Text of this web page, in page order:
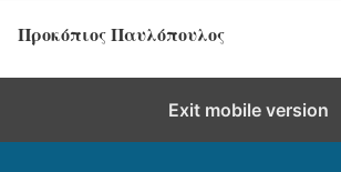
Προκόπιος Παυλόπουλος
Exit mobile version